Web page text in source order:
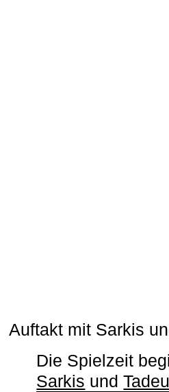
Auftakt mit Sarkis
Die Spielzeit
Sarkis und